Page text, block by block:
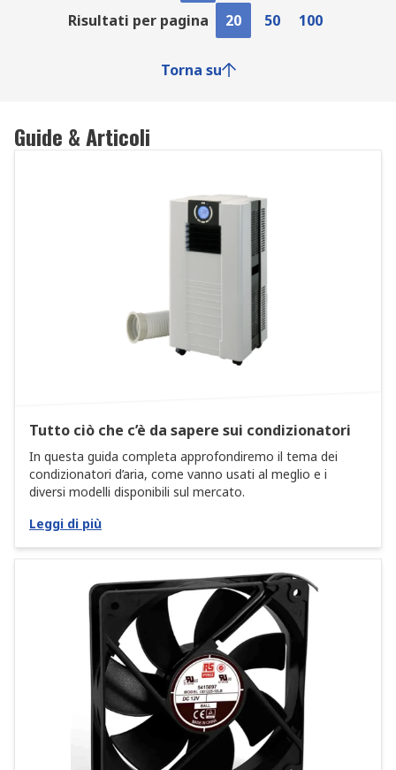
Risultati per pagina
20 50 100
Torna su
Guide & Articoli
Tutto ciò che c’è da sapere sui condizionatori
In questa guida completa approfondiremo il tema dei
condizionatori d’aria, come vanno usati al meglio e i
diversi modelli disponibili sul mercato.
Leggi di più